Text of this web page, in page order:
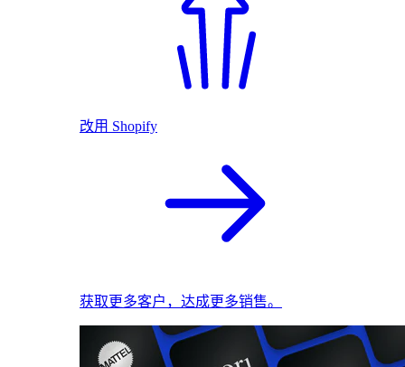
改用 Shopify
获取更多客户，达成更多销售。